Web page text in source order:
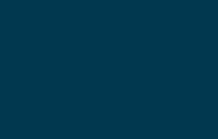
webbplats, öppnas i nytt fönster.